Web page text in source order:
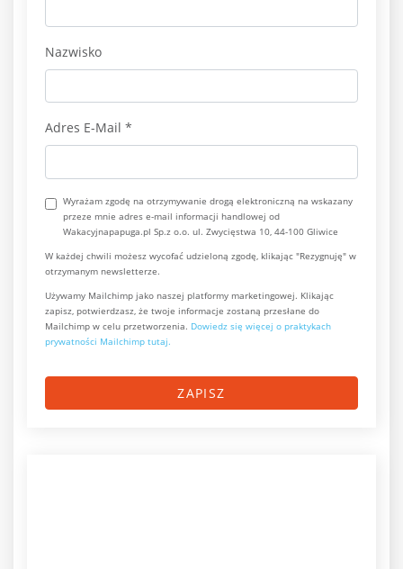
Nazwisko
Adres E-Mail *
Wyrażam zgodę na otrzymywanie drogą elektroniczną na wskazany
przeze mnie adres e-mail informacji handlowej od
Wakacyjnapapuga.pl Sp.z o.o. ul. Zwycięstwa 10, 44-100 Gliwice
W każdej chwili możesz wycofać udzieloną zgodę, klikając "Rezygnuję" w
otrzymanym newsletterze.
Używamy Mailchimp jako naszej platformy marketingowej. Klikając
zapisz, potwierdzasz, że twoje informacje zostaną przesłane do
Mailchimp w celu przetworzenia. Dowiedz się więcej o praktykach
prywatności Mailchimp tutaj.
ZAPISZ